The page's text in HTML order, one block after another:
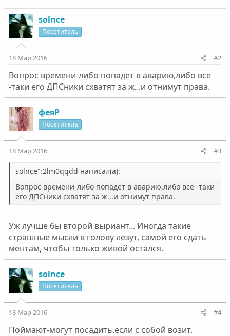
solnce
Посетитель
18 Мар 2016 #2
Вопрос времени-либо попадет в аварию,либо все
-таки его ДПСники схватят за ж...и отнимут права.
феяР
Посетитель
18 Мар 2016 #3
solnce":2lm0qqdd написал(а):
Вопрос времени-либо попадет в аварию,либо все -таки
его ДПСники схватят за ж...и отнимут права.
Уж лучше бы второй выриант... Иногда такие
страшные мысли в голову лезут, самой его сдать
ментам, чтобы только живой остался.
solnce
Посетитель
18 Мар 2016 #4
Поймают-могут посадить.если с собой возит.